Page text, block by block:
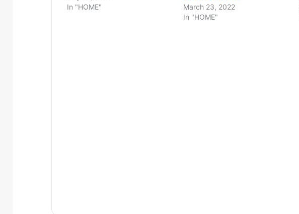
In "HOME"
March 23, 2022
In "HOME"